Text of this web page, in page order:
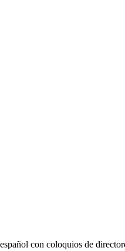
con coloquios de